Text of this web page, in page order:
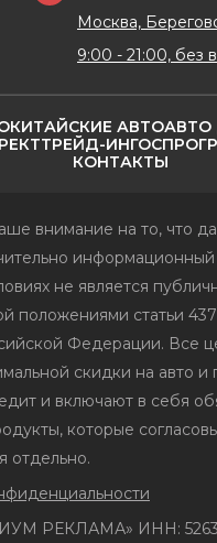
КИТАЙСКИЕ АВТОАВТО
ТРЕЙД-ИН
КОНТАКТЫ
Москва,
9:00 - 21:00, без
внимание на то, что
информационный
не является
положениями статьи
Федерации. Все
скидки на авто и
и включают в себя
которые
отдельно.
РЕКЛАМА» ИНН: